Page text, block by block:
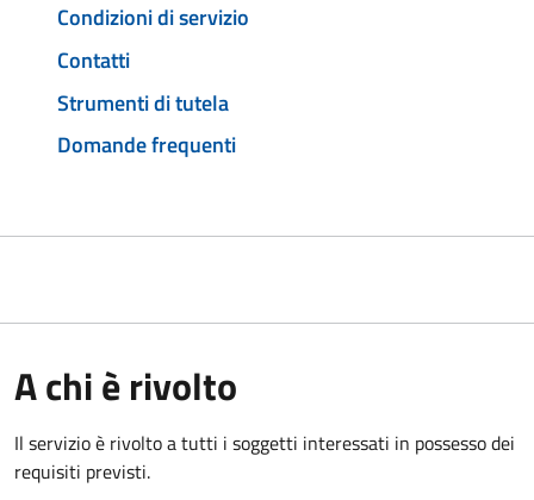
Condizioni di servizio
Contatti
Strumenti di tutela
Domande frequenti
A chi è rivolto
Il servizio è rivolto a tutti i soggetti interessati in possesso dei
requisiti previsti.